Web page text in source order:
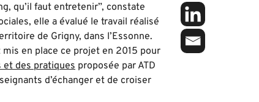
qu’il faut entretenir”, constate
elle a évalué le travail réalisé
de Grigny, dans l’Essonne.
en place ce projet en 2015 pour
et des pratiques proposée par ATD
d’échanger et de croiser